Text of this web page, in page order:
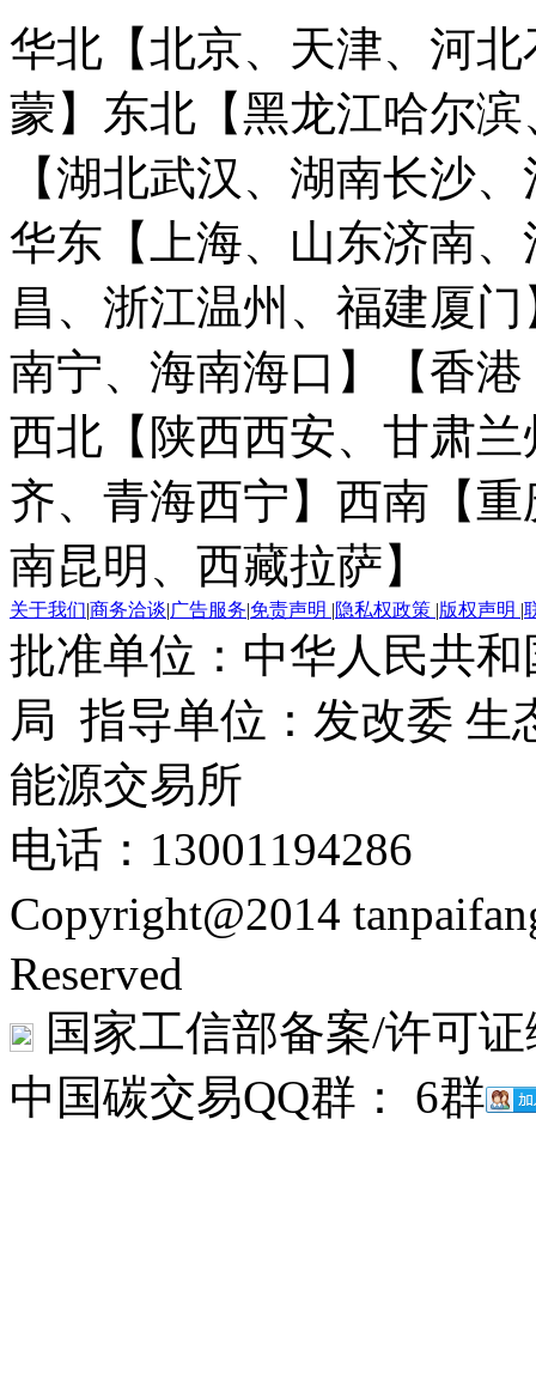
华北【北京、天津、河
蒙】 东北【黑龙江哈尔
【湖北武汉、湖南长沙
华东【上海、山东济南
昌、浙江温州、福建厦门
南宁、海南海口】
【香
西北【陕西西安、甘肃
齐、青海西宁】 西南【
南昆明、西藏拉萨】
关于我们|商务洽谈|广告服务|免责声明 |隐私权政策 |版权声明 |
批准单位：中华人民共
局 指导单位：发改委 生
能源交易所
电话：13001194286
Copyright@2014
Reserved
国家工信部备案/许可
中国碳交易QQ群： 6群